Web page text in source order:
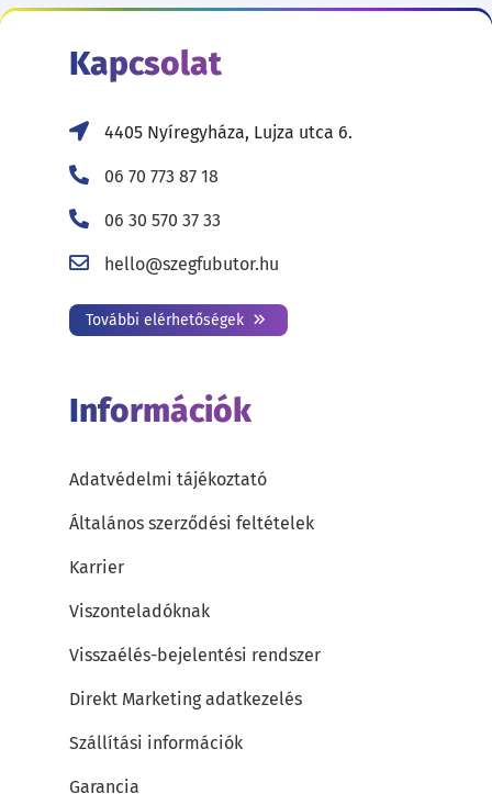
Kapcsolat
4405 Nyíregyháza, Lujza utca 6.
06 70 773 87 18
06 30 570 37 33
hello@szegfubutor.hu
További elérhetőségek
Információk
Adatvédelmi tájékoztató
Általános szerződési feltételek
Karrier
Viszonteladóknak
Visszaélés-bejelentési rendszer
Direkt Marketing adatkezelés
Szállítási információk
Garancia